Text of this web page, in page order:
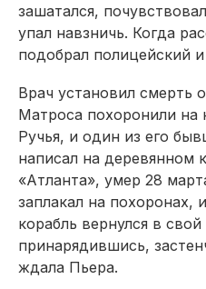
зашатался,
упал навзничь. Когда
подобрал полицейский
Врач установил смерть
Матроса похоронили на
Ручья, и один из его
написал на деревянном
«Атланта», умер 28
заплакал на похоронах,
корабль вернулся в
принарядившись,
ждала Пьера.